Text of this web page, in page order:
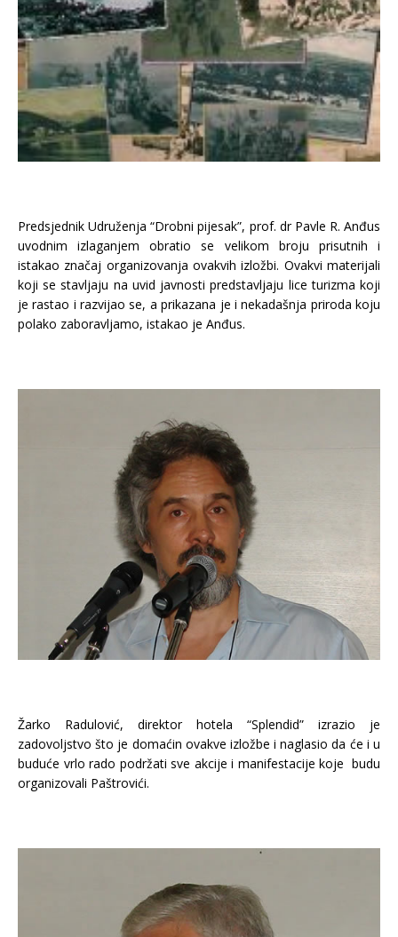
Predsjednik Udruženja “Drobni pijesak”, prof. dr Pavle R. Anđus
uvodnim izlaganjem obratio se velikom broju prisutnih i
istakao značaj organizovanja ovakvih izložbi. Ovakvi materijali
koji se stavljaju na uvid javnosti predstavljaju lice turizma koji
je rastao i razvijao se, a prikazana je i nekadašnja priroda koju
polako zaboravljamo, istakao je Anđus.
Žarko Radulović, direktor hotela “Splendid” izrazio je
zadovoljstvo što je domaćin ovakve izložbe i naglasio da će i u
buduće vrlo rado podržati sve akcije i manifestacije koje budu
organizovali Paštrovići.